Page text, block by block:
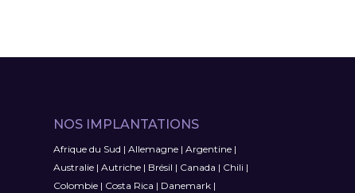
NOS IMPLANTATIONS
Afrique du Sud | Allemagne| Argentine|
Australie| Autriche| Brésil | Canada | Chili |
Colombie| Costa Rica | Danemark|